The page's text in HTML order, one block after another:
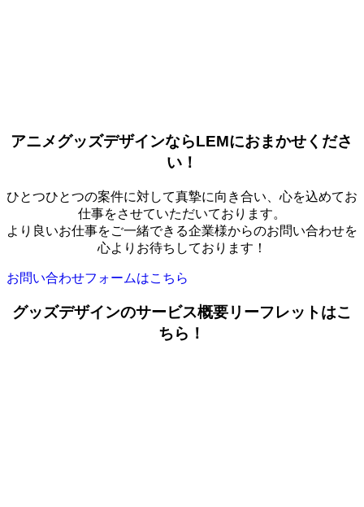
アニメグッズデザインならLEMにおまかせくださ
い！
ひとつひとつの案件に対して真摯に向き合い、心を込めてお
仕事をさせていただいております。
より良いお仕事をご一緒できる企業様からのお問い合わせを
心よりお待ちしております！
お問い合わせフォームはこちら
グッズデザインのサービス概要リーフレットはこ
ちら！